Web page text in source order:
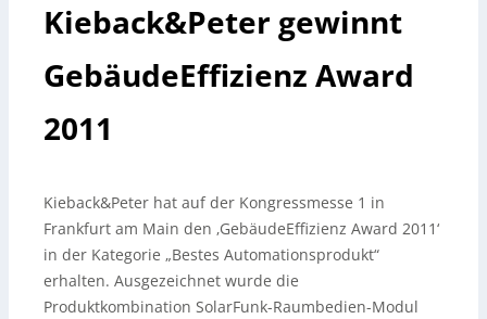
Kieback&Peter gewinnt
GebäudeEffizienz Award
2011
Kieback&Peter hat auf der Kongressmesse 1 in
Frankfurt am Main den ‚GebäudeEffizienz Award 2011‘
in der Kategorie „Bestes Automationsprodukt“
erhalten. Ausgezeichnet wurde die
Produktkombination SolarFunk-Raumbedien-Modul